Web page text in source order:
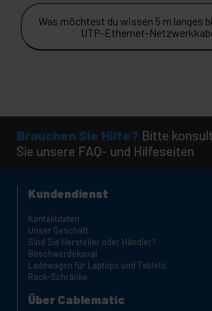
Was möchtest du wissen 5 m langes
UTP-Ethernet-
Brauchen Sie Hilfe? Bitte
Sie unsere FAQ- und Hilfeseiten
Kundendienst
Kontaktdaten
Unser Geschäft
Sind Sie Hersteller oder Händler?
Beschwerdekanal
Ladewagen für Laptops und Tablets
Rack-Schränke
Über Cablematic